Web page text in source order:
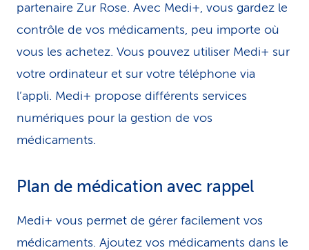
partenaire Zur Rose. Avec Medi+, vous gardez le
contrôle de vos médicaments, peu importe où
vous les achetez. Vous pouvez utiliser Medi+ sur
votre ordinateur et sur votre téléphone via
l’appli. Medi+ propose différents services
numériques pour la gestion de vos
médicaments.
Plan de médication avec rappel
Medi+ vous permet de gérer facilement vos
médicaments. Ajoutez vos médicaments dans le